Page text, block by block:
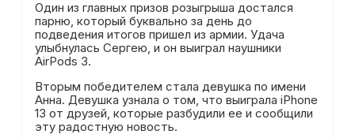
Один из главных призов розыгрыша достался
парню, который буквально за день до
подведения итогов пришел из армии. Удача
улыбнулась Сергею, и он выиграл наушники
AirPods 3.
Вторым победителем стала девушка по имени
Анна. Девушка узнала о том, что выиграла iPhone
13 от друзей, которые разбудили ее и сообщили
эту радостную новость.